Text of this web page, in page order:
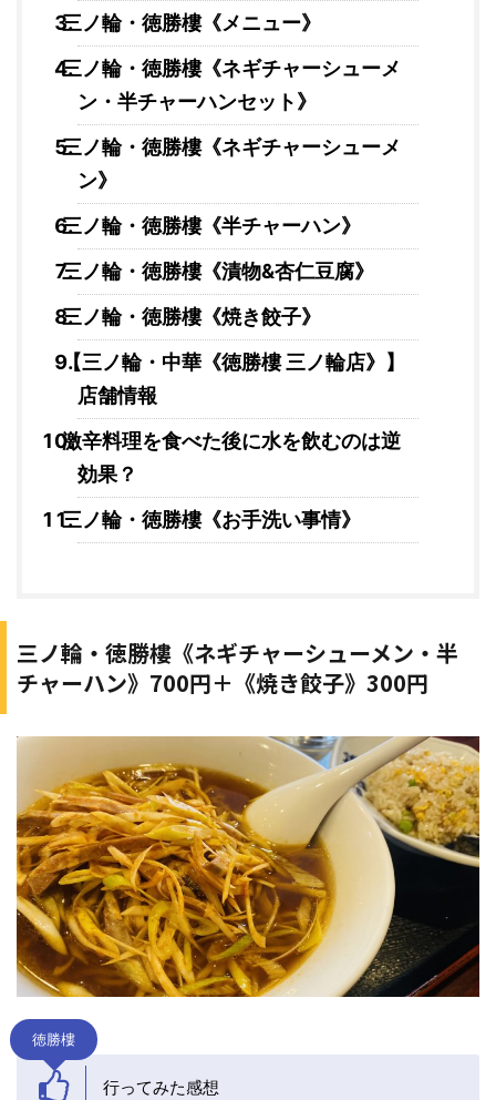
三ノ輪・徳勝樓《メニュー》
三ノ輪・徳勝樓《ネギチャーシューメ
ン・半チャーハンセット》
三ノ輪・徳勝樓《ネギチャーシューメ
ン》
三ノ輪・徳勝樓《半チャーハン》
三ノ輪・徳勝樓《漬物&杏仁豆腐》
三ノ輪・徳勝樓《焼き餃子》
【三ノ輪・中華《徳勝樓 三ノ輪店》】
店舗情報
激辛料理を食べた後に水を飲むのは逆
効果？
三ノ輪・徳勝樓《お手洗い事情》
三ノ輪・徳勝樓《ネギチャーシューメン・半
チャーハン》700円＋《焼き餃子》300円
徳勝樓
行ってみた感想